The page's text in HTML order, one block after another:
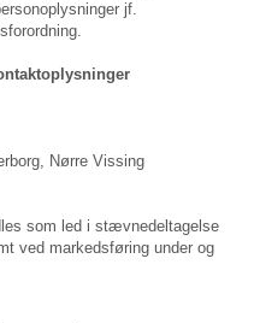
jf.
Nørre Vissing
som led i stævnedeltagelse
ved markedsføring under og